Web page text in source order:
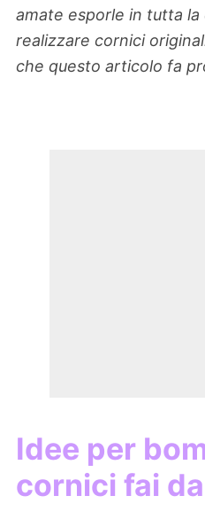
amate esporle in tutta la
realizzare cornici
che questo articolo fa
Idee per
cornici fai